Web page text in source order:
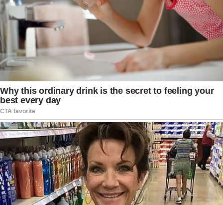
aguardando novas informações das autoridades
sobre a situação nas áreas atingidas.
Moradores relataram que, apesar do cenário
deslumbrante, o clima predominante era de
apreensão. Muitos registraram o pôr do sol das
janelas de suas casas ou de locais seguros,
enquanto outros aproveitaram o momento para
compartilhar mensagens de esperança e
solidariedade às famílias afetadas pelos
tremores. Nas redes sociais, diversas
publicações destacaram justamente essa
dualidade entre a força da natureza capaz de